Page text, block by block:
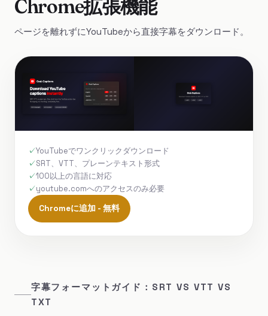
Chrome拡張機能
ページを離れずにYouTubeから直接字幕をダウンロード。
YouTubeでワンクリックダウンロード
SRT、VTT、プレーンテキスト形式
100以上の言語に対応
youtube.comへのアクセスのみ必要
Chromeに追加 - 無料
字幕フォーマットガイド：SRT VS VTT VS
TXT